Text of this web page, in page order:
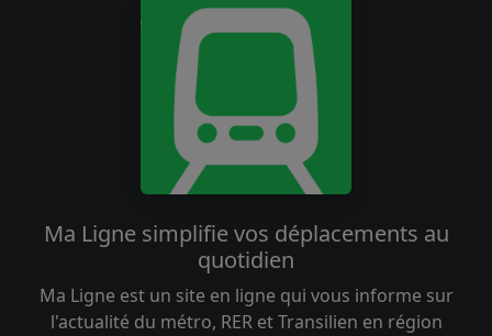
Ma Ligne simplifie vos déplacements au
quotidien
Ma Ligne est un site en ligne qui vous informe sur
l'actualité du métro, RER et Transilien en région